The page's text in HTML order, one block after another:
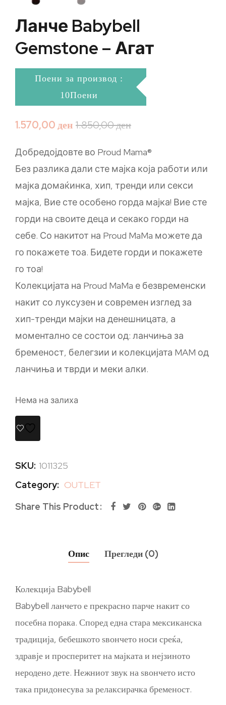
Ланче Babybell
Gemstone – Агат
Поени за производ :
10Поени
1.850,00ден
1.570,00ден
Добредојдовте во Proud Mama®
Без разлика дали сте мајка која работи или
мајка домаќинка, хип, тренди или секси
мајка, Вие сте особено горда мајка! Вие сте
горди на своите деца и секако горди на
себе. Со накитот на Proud MaMa можете да
го покажете тоа. Бидете горди и покажете
го тоа!
Колекцијата на Proud MaMa е безвременски
накит со луксузен и современ изглед за
хип-тренди мајки на денешницата, а
моментално се состои од: ланчиња за
бременост, белегзии и колекцијата MAM од
ланчиња и тврди и меки алки.
Нема на залиха
SKU: 1011325
Category: OUTLET
Share This Product
Опис Прегледи (0)
Колекција Babybell
Babybell ланчето е прекрасно парче накит со
посебна порака. Според една стара мексиканска
традиција, бебешкото ѕвончето носи среќа,
здравје и просперитет на мајката и нејзиното
неродено дете. Нежниот звук на ѕвончето исто
така придонесува за релаксирачка бременост.